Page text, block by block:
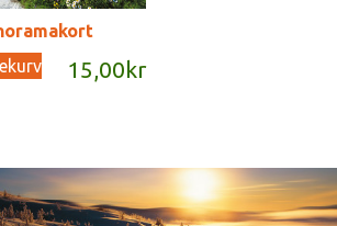
15,00 kr